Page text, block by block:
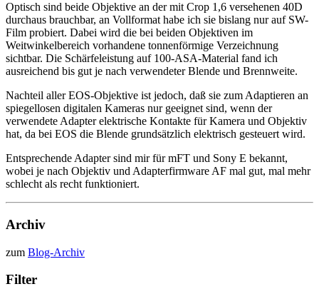
Optisch sind beide Objektive an der mit Crop 1,6 versehenen 40D
durchaus brauchbar, an Vollformat habe ich sie bislang nur auf SW-
Film probiert. Dabei wird die bei beiden Objektiven im
Weitwinkelbereich vorhandene tonnenförmige Verzeichnung
sichtbar. Die Schärfeleistung auf 100-ASA-Material fand ich
ausreichend bis gut je nach verwendeter Blende und Brennweite.
Nachteil aller EOS-Objektive ist jedoch, daß sie zum Adaptieren an
spiegellosen digitalen Kameras nur geeignet sind, wenn der
verwendete Adapter elektrische Kontakte für Kamera und Objektiv
hat, da bei EOS die Blende grundsätzlich elektrisch gesteuert wird.
Entsprechende Adapter sind mir für mFT und Sony E bekannt,
wobei je nach Objektiv und Adapterfirmware AF mal gut, mal mehr
schlecht als recht funktioniert.
Archiv
zum Blog-Archiv
Filter